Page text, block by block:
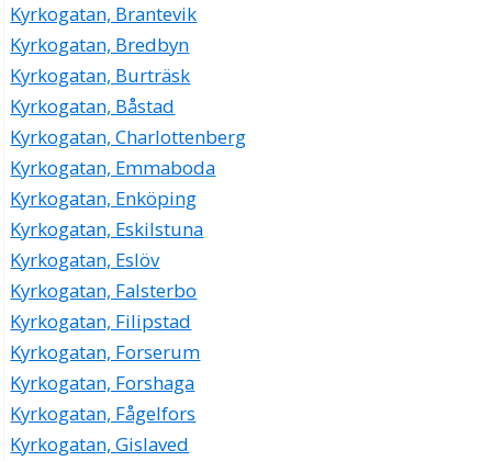
Kyrkogatan, Brantevik
Kyrkogatan, Bredbyn
Kyrkogatan, Burträsk
Kyrkogatan, Båstad
Kyrkogatan, Charlottenberg
Kyrkogatan, Emmaboda
Kyrkogatan, Enköping
Kyrkogatan, Eskilstuna
Kyrkogatan, Eslöv
Kyrkogatan, Falsterbo
Kyrkogatan, Filipstad
Kyrkogatan, Forserum
Kyrkogatan, Forshaga
Kyrkogatan, Fågelfors
Kyrkogatan, Gislaved